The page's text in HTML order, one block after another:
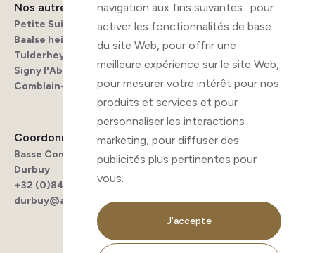
navigation aux fins suivantes : pour
activer les fonctionnalités de base
du site Web, pour offrir une
meilleure expérience sur le site Web,
pour mesurer votre intérêt pour nos
produits et services et pour
personnaliser les interactions
marketing, pour diffuser des
publicités plus pertinentes pour
vous.
J'accepte
Nos autres campings
Petite Suisse
Baalse hei
Tulderheyde
Signy l'Abbaye
Comblain-au-Pont
Menu
Infos pratiques
Les alentours
FAQ
Contact
Coordonnées
Basse Commène 40, 6940
Durbuy
+32 (0)84 444 030
durbuy@ardenparks.com
Politique de cookies
Politique de confidentialité